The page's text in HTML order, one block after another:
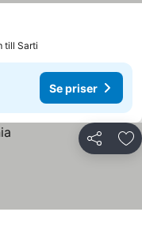
till Sarti
Se priser
Dela